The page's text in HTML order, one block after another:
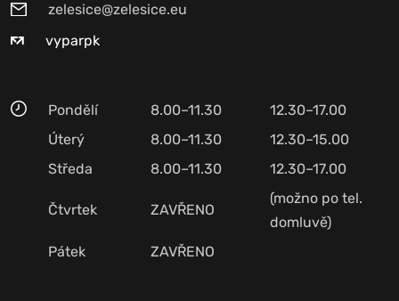
zelesice@zelesice.eu
vyparpk
Pondělí 8.00–11.30
12.30–17.00
Úterý
8.00–11.30
12.30–15.00
Středa
8.00–11.30 12.30–17.00
Čtvrtek ZAVŘENO
(možno po tel.
domluvě)
Pátek
ZAVŘENO